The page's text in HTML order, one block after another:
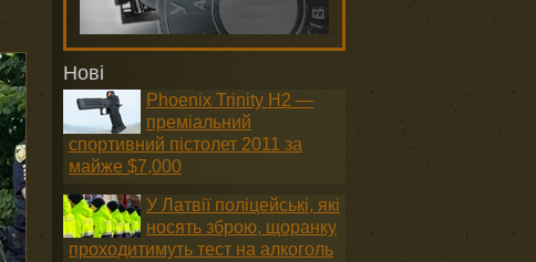
Нові
Phoenix Trinity H2 —
преміальний
спортивний пістолет 2011 за
майже $7,000
У Латвії поліцейські, які
носять зброю, щоранку
проходитимуть тест на алкоголь